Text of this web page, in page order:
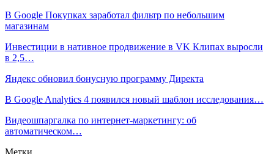
В Google Покупках заработал фильтр по небольшим
магазинам
Инвестиции в нативное продвижение в VK Клипах выросли
в 2,5…
Яндекс обновил бонусную программу Директа
В Google Analytics 4 появился новый шаблон исследования…
Видеошпаргалка по интернет-маркетингу: об
автоматическом…
Метки